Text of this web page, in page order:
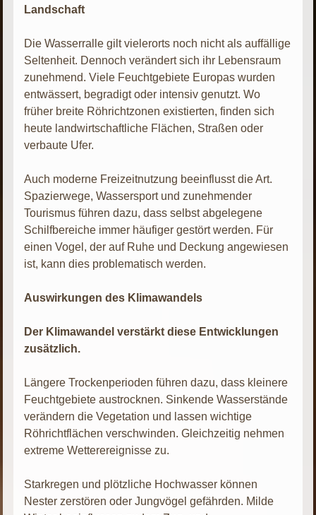
Landschaft
Die Wasserralle gilt vielerorts noch nicht als auffällige
Seltenheit. Dennoch verändert sich ihr Lebensraum
zunehmend. Viele Feuchtgebiete Europas wurden
entwässert, begradigt oder intensiv genutzt. Wo
früher breite Röhrichtzonen existierten, finden sich
heute landwirtschaftliche Flächen, Straßen oder
verbaute Ufer.
Auch moderne Freizeitnutzung beeinflusst die Art.
Spazierwege, Wassersport und zunehmender
Tourismus führen dazu, dass selbst abgelegene
Schilfbereiche immer häufiger gestört werden. Für
einen Vogel, der auf Ruhe und Deckung angewiesen
ist, kann dies problematisch werden.
Auswirkungen des Klimawandels
Der Klimawandel verstärkt diese Entwicklungen
zusätzlich.
Längere Trockenperioden führen dazu, dass kleinere
Feuchtgebiete austrocknen. Sinkende Wasserstände
verändern die Vegetation und lassen wichtige
Röhrichtflächen verschwinden. Gleichzeitig nehmen
extreme Wetterereignisse zu.
Starkregen und plötzliche Hochwasser können
Nester zerstören oder Jungvögel gefährden. Milde